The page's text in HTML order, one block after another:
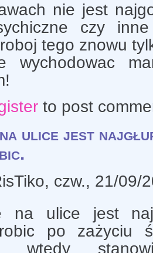
nie jest
czy
tego znowu
wychodowac
to post
ulice jest
, czw., 21/09/
na ulice jest
po zażyciu
wtedy